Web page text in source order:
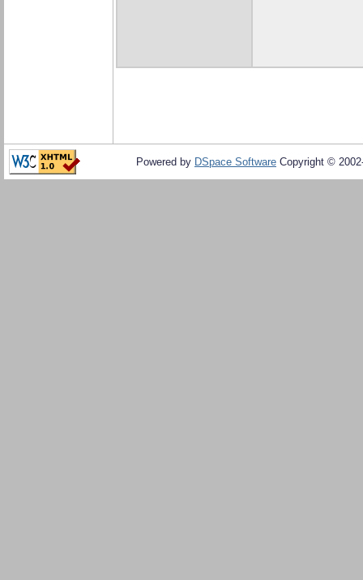
Powered by DSpace Software Copyright ©